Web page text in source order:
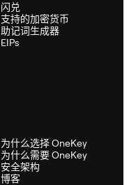
闪兑
支持的加密货币
助记词生成器
EIPs
为什么选择 OneKey
为什么需要 OneKey
安全架构
博客